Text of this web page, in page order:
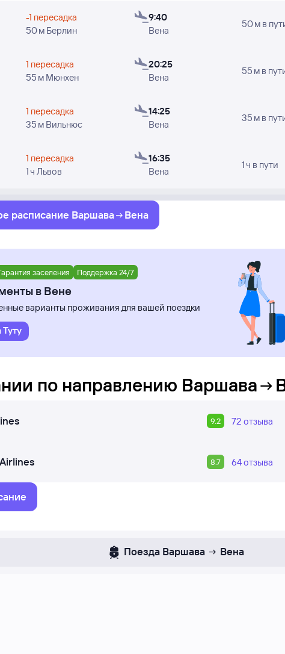
-1 пересадка
50 м Берлин
9:40
Вена
50 м в
1 пересадка
55 м Мюнхен
20:25
Вена
55 м в
1 пересадка
35 м Вильнюс
14:25
Вена
35 м в
1 пересадка
1 ч Львов
16:35
Вена
1 ч в пути
расписание Варшава Вена
заселения Поддержка 24/7
в Вене
варианты проживания для вашей поездки
по направлению Варшава
9.2 72 отзыва
8.7 64отзыва
Поезда Варшава Вена